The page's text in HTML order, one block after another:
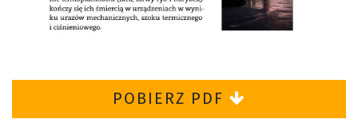
POBIERZ PDF